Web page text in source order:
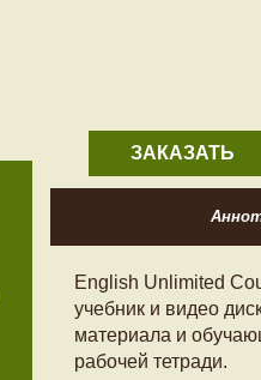
ЗАКАЗАТЬ
English Unlimited
учебник и видео
материала и
рабочей тетради.